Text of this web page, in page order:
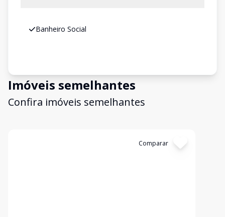
Banheiro Social
Imóveis semelhantes
Confira imóveis semelhantes
Comparar